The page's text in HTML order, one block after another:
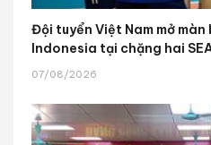
Đội tuyển Việt Nam mở màn
Indonesia tại chặng hai
07/08/2026